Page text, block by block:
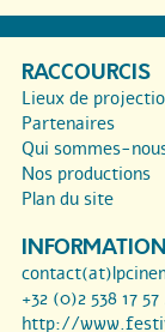
RACCOURCIS
Lieux de
Partenaires
Qui sommes-
Nos productions
Plan du site
+32 (0)2 538 17
http://